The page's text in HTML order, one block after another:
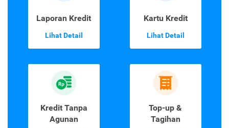
Laporan Kredit
Lihat Detail
Kartu Kredit
Lihat Detail
Kredit Tanpa
Agunan
Top-up &
Tagihan